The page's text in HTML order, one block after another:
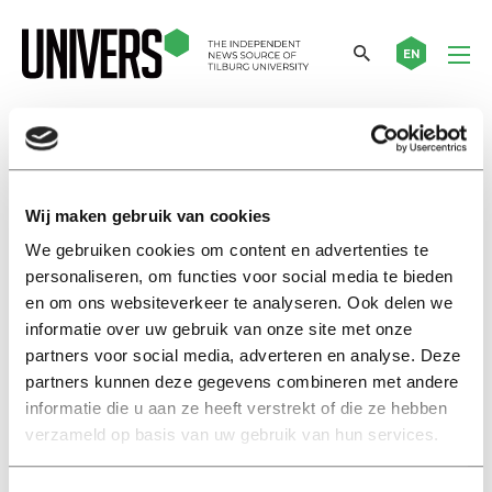
Wij maken gebruik van cookies
We gebruiken cookies om content en advertenties te
personaliseren, om functies voor social media te bieden
en om ons websiteverkeer te analyseren. Ook delen we
informatie over uw gebruik van onze site met onze
partners voor social media, adverteren en analyse. Deze
partners kunnen deze gegevens combineren met andere
informatie die u aan ze heeft verstrekt of die ze hebben
verzameld op basis van uw gebruik van hun services.
EN
Nickolay studeert in Tilburg,
maar woont in Sofia: ‘Ik neem
het vliegtuig om mijn ochtend
werkcollege bij te wonen’
21 juni 2022
Nickolay studies in Tilburg, but
lives in Sofia: ‘I take a plane to